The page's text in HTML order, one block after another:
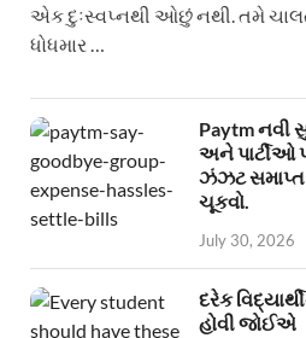
એક દુઃસ્વપ્નથી ઓછું નથી. તમે
ધોધમાર …
Paytm નવી
અને પાર્ટીઓ
ઝંઝટ સમાપ્ત
ચૂકવો.
July 30, 2026
દરેક
હોવી જોઈએ